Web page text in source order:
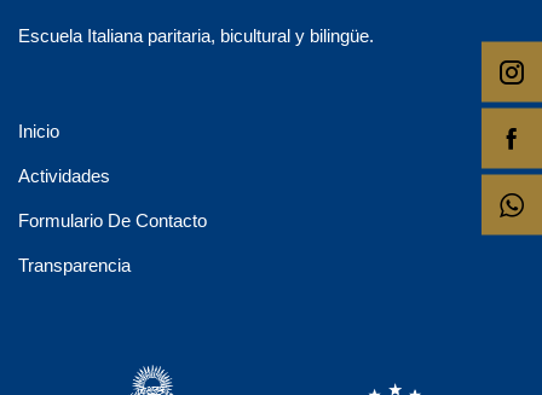
Escuela Italiana paritaria, bicultural y bilingüe.
Inicio
Actividades
Formulario De Contacto
Transparencia